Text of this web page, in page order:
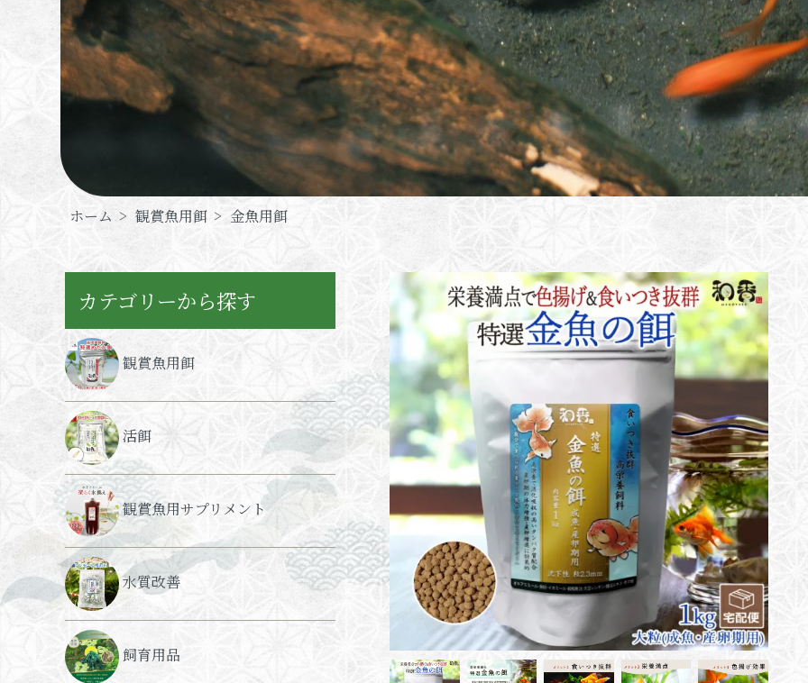
ホーム > 観賞魚用餌 > 金魚用餌
カテゴリーから探す
観賞魚用餌
活餌
観賞魚用サプリメント
水質改善
飼育用品